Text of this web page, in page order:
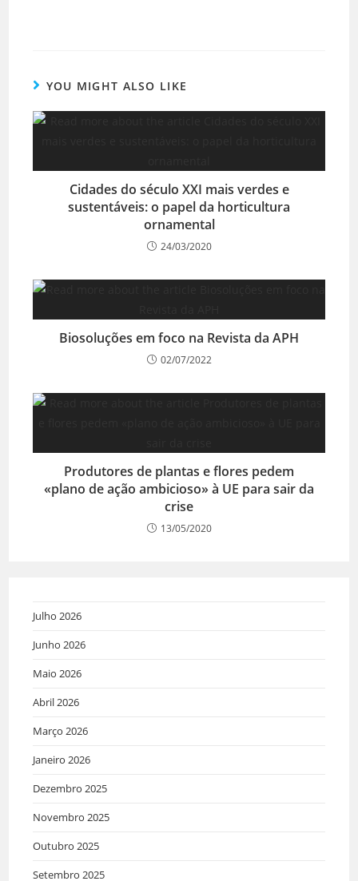
YOU MIGHT ALSO LIKE
Cidades do século XXI mais verdes e
sustentáveis: o papel da horticultura
ornamental
24/03/2020
Biosoluções em foco na Revista da APH
02/07/2022
Produtores de plantas e flores pedem
«plano de ação ambicioso» à UE para sair da
crise
13/05/2020
Julho 2026
Junho 2026
Maio 2026
Abril 2026
Março 2026
Janeiro 2026
Dezembro 2025
Novembro 2025
Outubro 2025
Setembro 2025